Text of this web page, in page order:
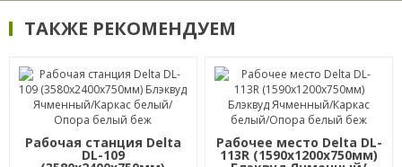
ТАКЖЕ РЕКОМЕНДУЕМ
Рабочая станция Delta
DL-109
Рабочее место Delta DL-
113R (1590х1200х750мм)